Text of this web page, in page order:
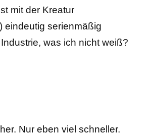
mit der Kreatur
eindeutig serienmäßig
was ich nicht weiß?
Nur eben viel schneller.